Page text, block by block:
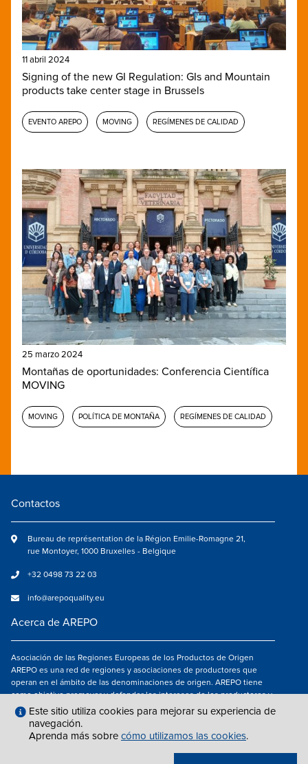
11 abril 2024
Signing of the new GI Regulation: GIs and Mountain
products take center stage in Brussels
EVENTO AREPO MOVING REGÍMENES DE CALIDAD
25 marzo 2024
Montañas de oportunidades: Conferencia Científica
MOVING
MOVING POLÍTICA DE MONTAÑA REGÍMENES DE CALIDAD
Contactos
Bureau de représentation de la Région Emilie-Romagne 21,
rue Montoyer, 1000 Bruxelles - Belgique
+32 0498 73 22 03
info@arepoquality.eu
Acerca de AREPO
Asociación de las Regiones Europeas de los Productos de Origen
AREPO es una red de regiones y asociaciones de productores que
operan en el ámbito de las denominaciones de origen. AREPO tiene
como objetivo promover y defender los intereses de los productores y
de los consumidores de las Regiones europeas que se dedican a la
valorización de los productos agroalimentarios de calidad.
Síguenos en
Este sitio utiliza cookies para mejorar su experiencia de
navegación.
Aprenda más sobre cómo utilizamos las cookies.